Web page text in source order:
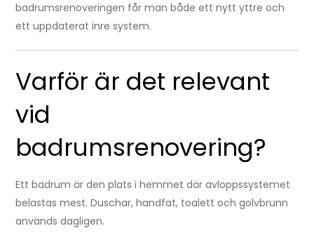
badrumsrenoveringen får man både ett nytt yttre och
ett uppdaterat inre system.
Varför är det relevant
vid
badrumsrenovering?
Ett badrum är den plats i hemmet där avloppssystemet
belastas mest. Duschar, handfat, toalett och golvbrunn
används dagligen.